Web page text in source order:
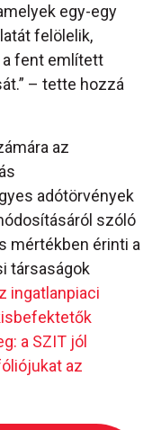
egy-egy
felölelik,
a fent említett
– tette hozzá
az
adótörvények
szóló
mértékben érinti a
társaságok
ingatlanpiaci
a SZIT jól
az